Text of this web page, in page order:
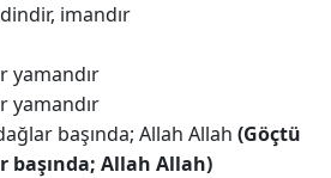
imandır
yamandır
yamandır
başında; Allah Allah (Göçtü
başında; Allah Allah)